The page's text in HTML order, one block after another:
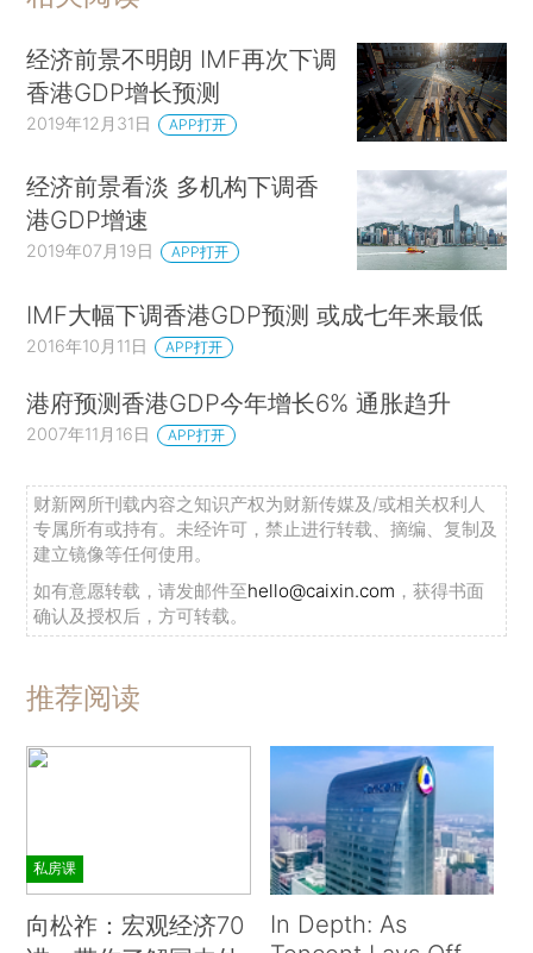
经济前景不明朗 IMF再次下调
香港GDP增长预测
2019年12月31日 APP打开
经济前景看淡 多机构下调香
港GDP增速
2019年07月19日 APP打开
IMF大幅下调香港GDP预测 或成七年来最低
2016年10月11日 APP打开
港府预测香港GDP今年增长6% 通胀趋升
2007年11月16日 APP打开
财新网所刊载内容之知识产权为财新传媒及/或相关权利人
专属所有或持有。未经许可，禁止进行转载、摘编、复制及
建立镜像等任何使用。
如有意愿转载，请发邮件至hello@caixin.com ，获得书面
确认及授权后，方可转载。
推荐阅读
私房课
向松祚：宏观经济70
In Depth: As